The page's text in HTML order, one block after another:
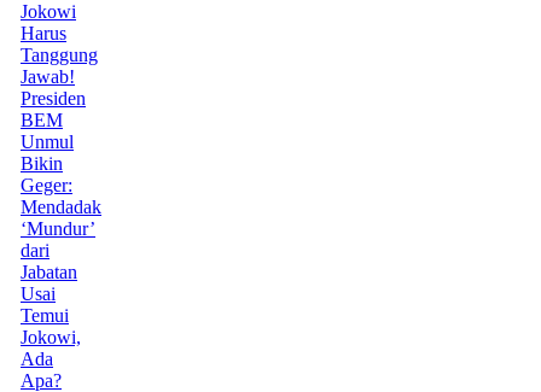
Jokowi
Harus
Tanggung
Jawab!
Presiden
BEM
Unmul
Bikin
Geger:
Mendadak
‘Mundur’
dari
Jabatan
Usai
Temui
Jokowi,
Ada
Apa?